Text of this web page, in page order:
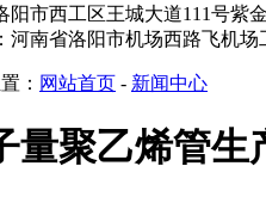
市西工区王城大道111号紫
河南省洛阳市机场西路飞机场
： 网站首页 - 新闻中心
量聚乙烯管生